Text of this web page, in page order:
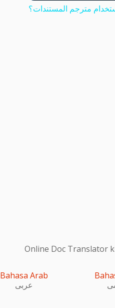
مترجم المستندات؟
Online Doc Translator
Bahasa Arab
عربى